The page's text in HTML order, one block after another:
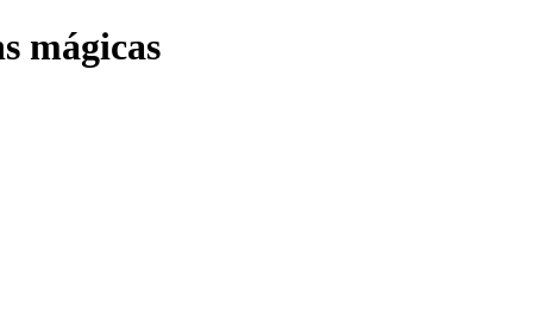
mágicas